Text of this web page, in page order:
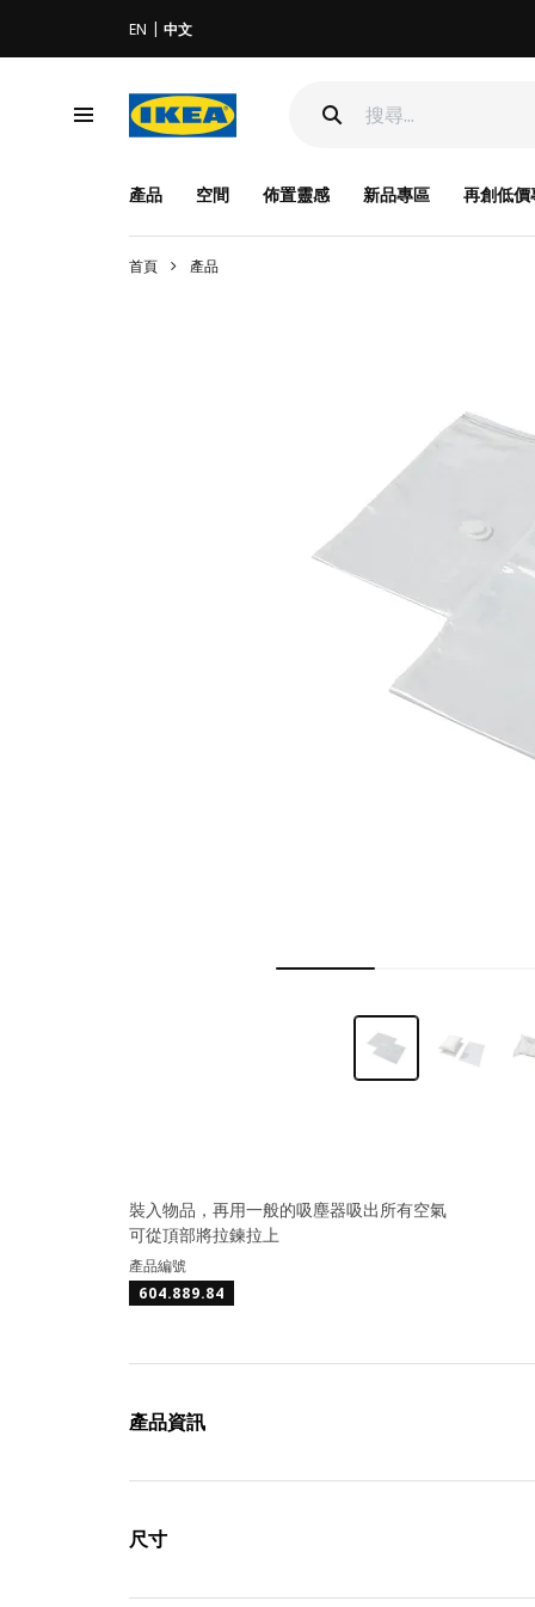
EN 中文
產品 空間 佈置靈感 新品專區 再創低價
首頁 產品
裝入物品，再用一般的吸塵器吸出所有空氣
可從頂部將拉鍊拉上
產品編號
604.889.84
產品資訊
尺寸